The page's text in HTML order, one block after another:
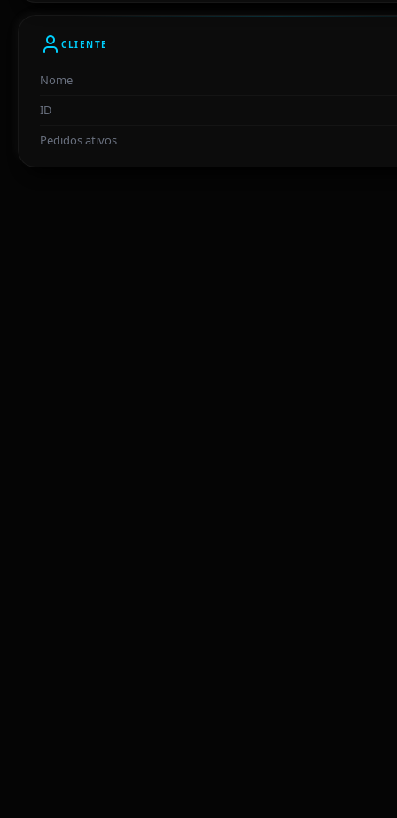
CLIENTE
Nome
ID
Pedidos ativos